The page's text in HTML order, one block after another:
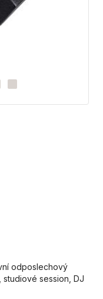
odposlechový
session, DJ